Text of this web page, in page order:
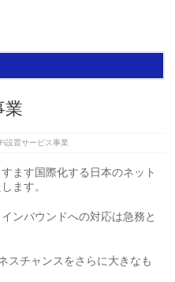
業
設置サービス事業
ます国際化する日本のネット
ます。
ンバウンドへの対応は急務と
スチャンスをさらに大きなも